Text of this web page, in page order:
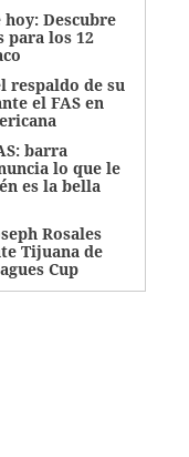
Descubre
para los 12
respaldo de su
el FAS en
barra
lo que le
es la bella
Rosales
Tijuana de
Cup